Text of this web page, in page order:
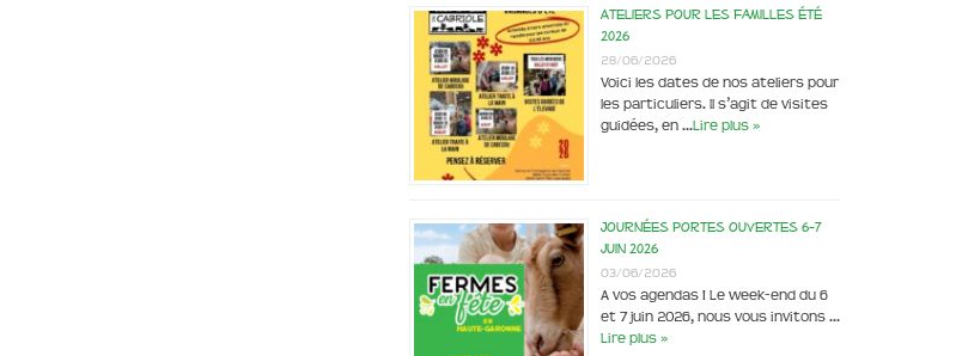
Ateliers pour les familles été
2026
28/06/2026
Voici les dates de nos ateliers pour
les particuliers. Il s’agit de visites
guidées, en …Lire plus »
Journées portes ouvertes 6-7
juin 2026
03/06/2026
A vos agendas ! Le week-end du 6
et 7 juin 2026, nous vous invitons …
Lire plus »